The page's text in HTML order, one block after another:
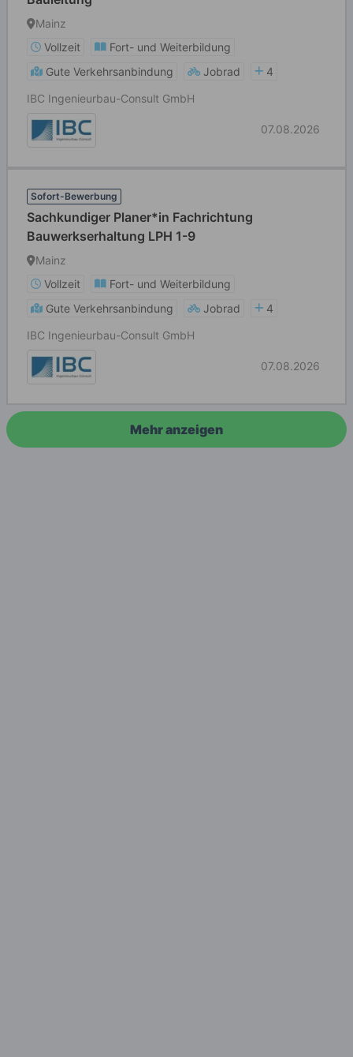
Mainz
Vollzeit
Fort- und Weiterbildung
Gute Verkehrsanbindung
Jobrad
4
IBC Ingenieurbau-Consult GmbH
07.08.2026
Sofort-Bewerbung
Sachkundiger Planer*in Fachrichtung
Bauwerkserhaltung LPH 1-9
Mainz
Vollzeit
Fort- und Weiterbildung
Gute Verkehrsanbindung
Jobrad
4
IBC Ingenieurbau-Consult GmbH
07.08.2026
Mehr anzeigen